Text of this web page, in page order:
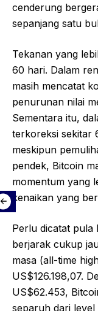
cenderung
sepanjang satu
Tekanan yang
60 hari. Dalam
masih mencatat
penurunan nilai
Sementara itu,
terkoreksi sekitar
meskipun
pendek, Bitcoin
momentum yang
kenaikan yang
Perlu dicatat pula
berjarak cukup
masa (all-time
US$126.198,07.
US$62.453,
separuh dari level